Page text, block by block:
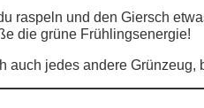
raspeln und den Giersch
die grüne Frühlingsenergie!
auch jedes andere